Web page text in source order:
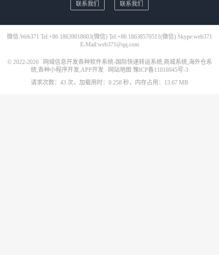
联系我们 联系我们
微信:Web371 Tel:+86 18639018603(微信) Tel:+86 18638570511(微信) Skype:web371
E-Mail:web371@qq.com
© 2022-2026
网域信息开发各种软件系统-国际快递转运系统,商城系统,海外仓系
统,各种小程序开发,APP开发
网站地图 豫ICP备11016945号-3
请求次数：43 次，加载用时：0.258 秒，内存占用：13.67 MB